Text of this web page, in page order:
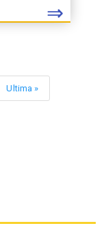
⇒
Last
page
Ultima »